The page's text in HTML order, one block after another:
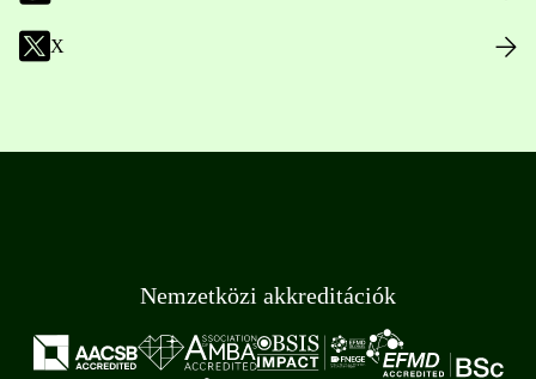
X
Nemzetközi akkreditációk